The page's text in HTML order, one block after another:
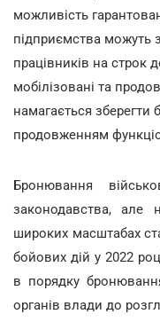
можливість
підприємства можуть
працівників на строк
мобілізовані та
намагається
продовженням
Бронювання
законодавства, але
широких масштабах
бойових дій у 2022
в порядку
органів влади до